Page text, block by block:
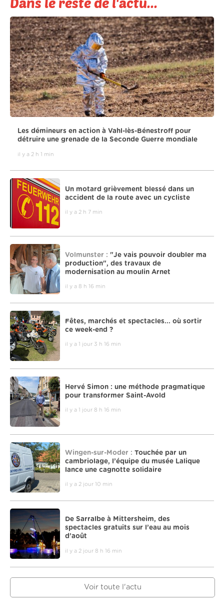
Les démineurs en action à Vahl-lès-Bénestroff pour
détruire une grenade de la Seconde Guerre mondiale
il y a 2 h 1 min
Un motard grièvement blessé dans un
accident de la route avec un cycliste
il y a 2 h 7 min
Volmunster : "Je vais pouvoir doubler ma
production", des travaux de
modernisation au moulin Arnet
il y a 8 h 16 min
Fêtes, marchés et spectacles... où sortir
ce week-end ?
il y a 1 jour 3 h 16 min
Hervé Simon : une méthode pragmatique
pour transformer Saint-Avold
il y a 1 jour 8 h 16 min
Wingen-sur-Moder : Touchée par un
cambriolage, l’équipe du musée Lalique
lance une cagnotte solidaire
il y a 2 jour 10 min
De Sarralbe à Mittersheim, des
spectacles gratuits sur l’eau au mois
d’août
il y a 2 jour 8 h 16 min
Voir toute l'actu